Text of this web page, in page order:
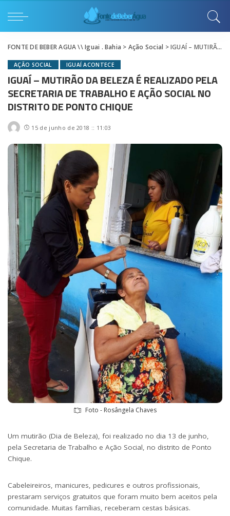
FONTE DE BEBER AGUA \\ Iguai . Bahia > Ação Social >IGUAÍ – MUTIRÃO DA BELEZA É REALIZADO PELA SECRETARIA DE TRABALHO E AÇÃO SOCIAL NO DISTRITO DE PONTO CHIQUE
AÇÃO SOCIAL IGUAÍ ACONTECE
IGUAÍ – MUTIRÃO DA BELEZA É REALIZADO PELA
SECRETARIA DE TRABALHO E AÇÃO SOCIAL NO
DISTRITO DE PONTO CHIQUE
15 de junho de 2018 :: 11:03
Foto - Rosângela Chaves
Um mutirão (Dia de Beleza), foi realizado no dia 13 de junho,
pela Secretaria de Trabalho e Ação Social, no distrito de Ponto
Chique.
Cabeleireiros, manicures, pedicures e outros profissionais,
prestaram serviços gratuitos que foram muito bem aceitos pela
comunidade. Muitas famílias, receberam cestas básicas.